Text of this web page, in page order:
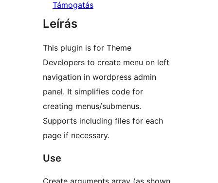
Támogatás
Leírás
This plugin is for Theme
Developers to create menu on left
navigation in wordpress admin
panel. It simplifies code for
creating menus/submenus.
Supports including files for each
page if necessary.
Use